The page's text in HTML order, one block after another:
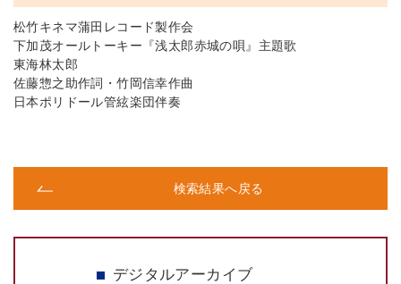
松竹キネマ蒲田レコード製作会
下加茂オールトーキー『浅太郎赤城の唄』主題歌
東海林太郎
佐藤惣之助作詞・竹岡信幸作曲
日本ポリドール管絃楽団伴奏
検索結果へ戻る
デジタルアーカイブ